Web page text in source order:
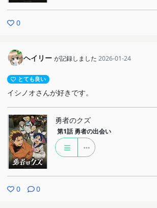
0
ヘイリー が記録しました 2026-01-24
とても良い
イシノオさんが好きです。
勇者のクズ
第1話 勇者の出会い
0 0